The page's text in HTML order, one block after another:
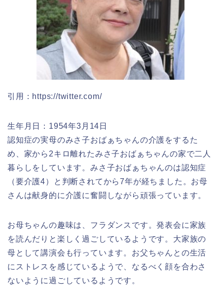
引用：https://twitter.com/
生年月日：1954年3月14日
認知症の実母のみさ子おばぁちゃんの介護をするた
め、家から2キロ離れたみさ子おばぁちゃんの家で二人
暮らしをしています。みさ子おばぁちゃんのは認知症
（要介護4）と判断されてから7年が経ちました。お母
さんは献身的に介護に奮闘しながら頑張っています。
お母ちゃんの趣味は、フラダンスです。発表会に家族
を読んだりと楽しく過ごしているようです。大家族の
母として講演会も行っています。お父ちゃんとの生活
にストレスを感じているようで、なるべく顔を合わさ
ないように過ごしているようです。